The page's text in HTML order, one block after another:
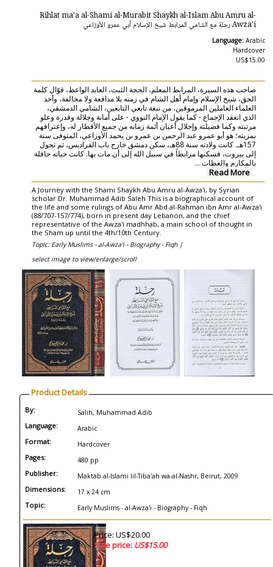
Rihlat ma'a al-Shami al-Murabit Shaykh al-Islam Abu Amru al-
Awza'i رحلة مع الشامي المرابط شيخ الإسلام أبي عمرو الأوزاعي
Language: Arabic
Hardcover
US$15.00
صاحب هذه السيرة، المرابط المعلم، الحجة الثبت، العابد الواعظ، قوّال كلمة
الحق، شيخ الإسلام وإمام أهل الشام في زمنه بلا مدافعة ولا مخالفة، وأحد
العلماء العاملين المرموقين، من نبغة تابعي التابعين، الشامي الدمشقي،
الذي انعقد الإجماع - كما يقول الإمام النووي - على أمانة وجلالة وقدرة وعلو
مرتبته وكما فضيلته وإجلال أعيان أئمة زمانه من جميع الأقطار له، وإعترافهم
بمزيته؛ هو أبو عمرو عبد الرحمن بن عمرو بن يحمد الأوزاعي، المتوفى سنة
157هـ. كانت ولادته سنة 88هـ، سكن دمشق خارج باب الفراديس، ثم تحول
إلى بيروت، فسكنها مرابطاً في سبيل الله إلى أن مات بها. كانت حياته حافلة
بالمكارم والعظات ...
Read More
A Journey with the Shami Shaykh Abu Amru al-Awza'i, by Syrian
scholar Dr. Muhammad Adib Saleh This is a biographical account of
the life and some rulings of Abu Amr Abd al-Rahman ibn Amr al-Awza'i
(88/707-157/774), born in present day Lebanon, and the chief
representative of the Awza'i madhhab, a main school of thought in
the Sham up until the 4th/10th Century.
Topic: Early Muslims - al-Awza'i - Biography - Fiqh |
select image to view/enlarge/scroll
Product Details
By: Salih, Muhammad Adib
Language: Arabic
Format: Hardcover
Pages: 480 pp
Publisher: Maktab al-Islami lil-Tiba'ah wa-al-Nashr, Beirut, 2009
Dimensions: 17 x 24 cm
Topic: Early Muslims - al-Awza'i - Biography - Fiqh
Price: US$20.00
Sale price: US$15.00